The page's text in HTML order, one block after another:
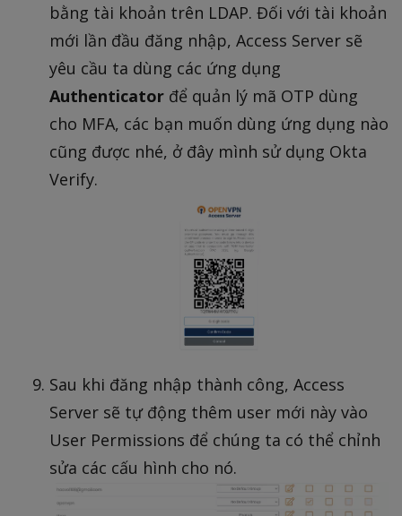
bằng tài khoản trên LDAP. Đối với tài khoản
mới lần đầu đăng nhập, Access Server sẽ
yêu cầu ta dùng các ứng dụng
Authenticator để quản lý mã OTP dùng
cho MFA, các bạn muốn dùng ứng dụng nào
cũng được nhé, ở đây mình sử dụng Okta
Verify.
Sau khi đăng nhập thành công, Access
Server sẽ tự động thêm user mới này vào
User Permissions để chúng ta có thể chỉnh
sửa các cấu hình cho nó.